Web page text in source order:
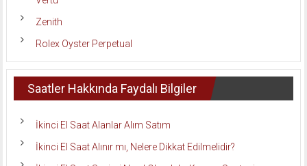
Zenith
Rolex Oyster Perpetual
Saatler Hakkında Faydalı Bilgiler
İkinci El Saat Alanlar Alım Satım
İkinci El Saat Alınır mı, Nelere Dikkat Edilmelidir?